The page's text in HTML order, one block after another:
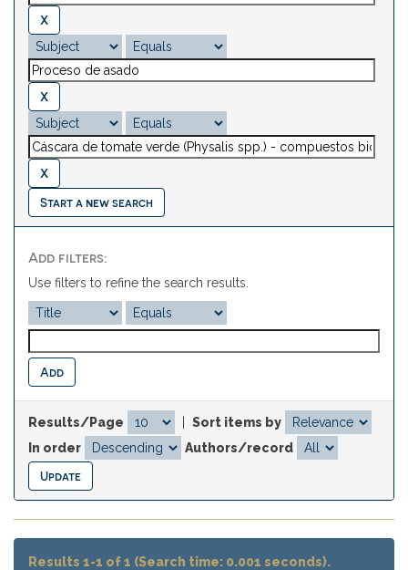
Start a new search
Add filters:
Use filters to refine the search results.
Results/Page
Sort items by
In order
Authors/record
Results 1-1 of 1 (Search time: 0.001 seconds).